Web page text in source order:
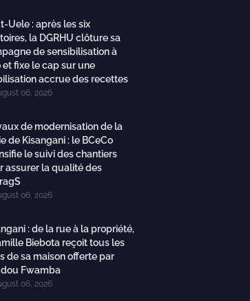
Uele : après les six
la DGRHU clôture sa
de sensibilisation à
et fixe le cap sur une
accrue des recettes
06, 2026
de modernisation de la
de Kisangani : le BCeCo
le suivi des chantiers
assurer la qualité des
06, 2026
: de la rue à la propriété,
Biebota reçoit tous les
de sa maison offerte par
Fwamba
06, 2026